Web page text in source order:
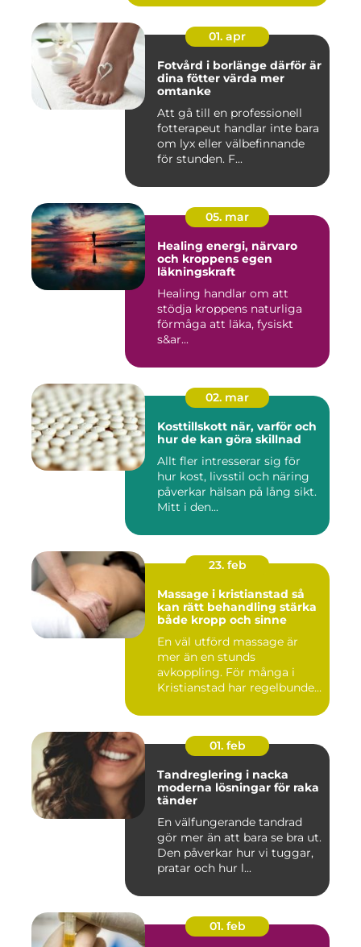
01. apr
Fotvård i borlänge därför är
dina fötter värda mer
omtanke
Att gå till en professionell
fotterapeut handlar inte bara
om lyx eller välbefinnande
för stunden. F...
05. mar
Healing energi, närvaro
och kroppens egen
läkningskraft
Healing handlar om att
stödja kroppens naturliga
förmåga att läka, fysiskt
s&ar...
02. mar
Kosttillskott när, varför och
hur de kan göra skillnad
Allt fler intresserar sig för
hur kost, livsstil och näring
påverkar hälsan på lång sikt.
Mitt i den...
23. feb
Massage i kristianstad så
kan rätt behandling stärka
både kropp och sinne
En väl utförd massage är
mer än en stunds
avkoppling. För många i
Kristianstad har regelbunden
01. feb
Tandreglering i nacka
moderna lösningar för raka
tänder
En välfungerande tandrad
gör mer än att bara se bra ut.
Den påverkar hur vi tuggar,
pratar och hur l...
01. feb